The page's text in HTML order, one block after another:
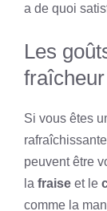
a de quoi
Les
fraîcheur
Si vous êtes
peuvent être
la fraise et le
comme la